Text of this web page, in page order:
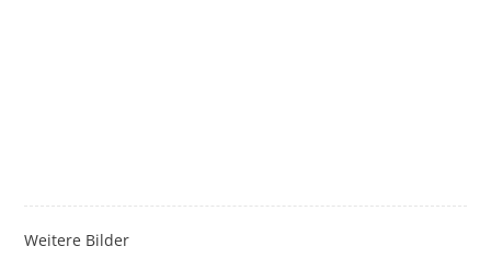
Weitere Bilder